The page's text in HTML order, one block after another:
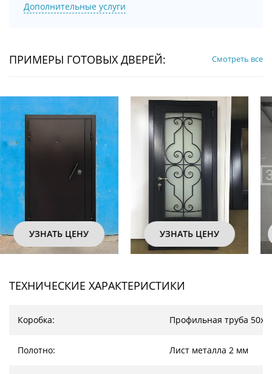
Дополнительные услуги
ПРИМЕРЫ ГОТОВЫХ ДВЕРЕЙ: Смотреть все
УЗНАТЬ ЦЕНУ УЗНАТЬ ЦЕНУ
ТЕХНИЧЕСКИЕ ХАРАКТЕРИСТИКИ
Коробка: Профильная труба
Полотно: Лист металла 2 мм